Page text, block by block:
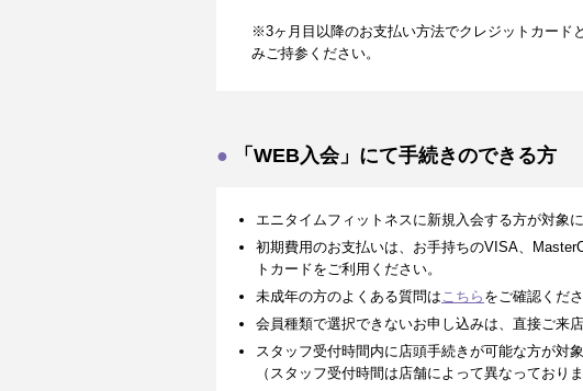
※3ヶ月目以降のお支払い方法でクレジットカード
みご持参ください。
「WEB入会」にて手続きのできる方
エニタイムフィットネスに新規入会する方が対象に
初期費用のお支払いは、お手持ちのVISA、
トカードをご利用ください。
未成年の方のよくある質問は こちら をご確認くださ
会員種類で選択できないお申し込みは、直接ご来
スタッフ受付時間内に店頭手続きが可能な方が対象
（スタッフ受付時間は店舗によって異なっており